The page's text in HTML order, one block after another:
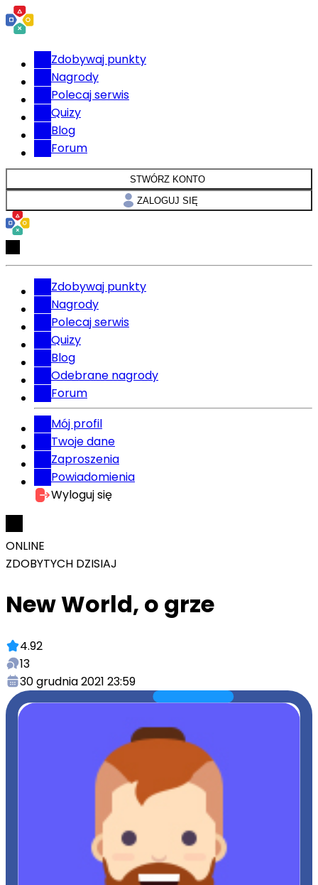
Zdobywaj punkty
Nagrody
Polecaj serwis
Quizy
Blog
Forum
STWÓRZ KONTO
ZALOGUJ SIĘ
Zdobywaj punkty
Nagrody
Polecaj serwis
Quizy
Blog
Odebrane nagrody
Forum
Mój profil
Twoje dane
Zaproszenia
Powiadomienia
Wyloguj się
ONLINE
ZDOBYTYCH DZISIAJ
New World, o grze
4.92
13
30 grudnia 2021 23:59